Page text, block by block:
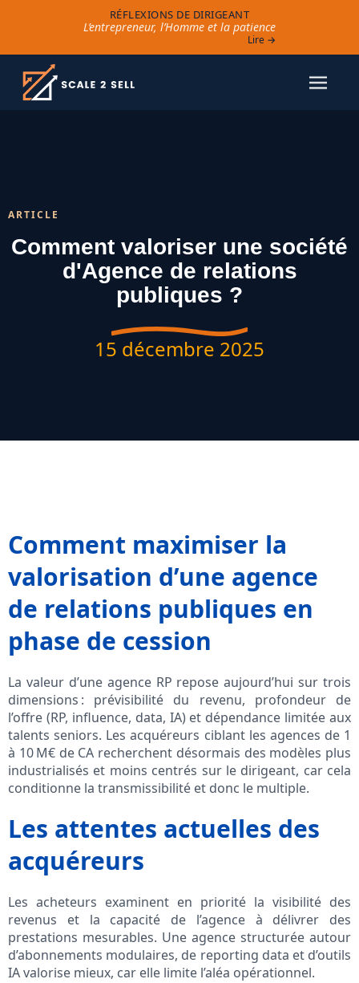
RÉFLEXIONS DE DIRIGEANT
L’entrepreneur, l’Homme et la patience
Lire →
ARTICLE
Comment valoriser une société
d'Agence de relations
publiques ?
15 décembre 2025
Comment maximiser la
valorisation d’une agence
de relations publiques en
phase de cession
La valeur d’une agence RP repose aujourd’hui sur trois
dimensions : prévisibilité du revenu, profondeur de
l’offre (RP, influence, data, IA) et dépendance limitée aux
talents seniors. Les acquéreurs ciblant les agences de 1
à 10 M€ de CA recherchent désormais des modèles plus
industrialisés et moins centrés sur le dirigeant, car cela
conditionne la transmissibilité et donc le multiple.
Les attentes actuelles des
acquéreurs
Les acheteurs examinent en priorité la visibilité des
revenus et la capacité de l’agence à délivrer des
prestations mesurables. Une agence structurée autour
d’abonnements modulaires, de reporting data et d’outils
IA valorise mieux, car elle limite l’aléa opérationnel.